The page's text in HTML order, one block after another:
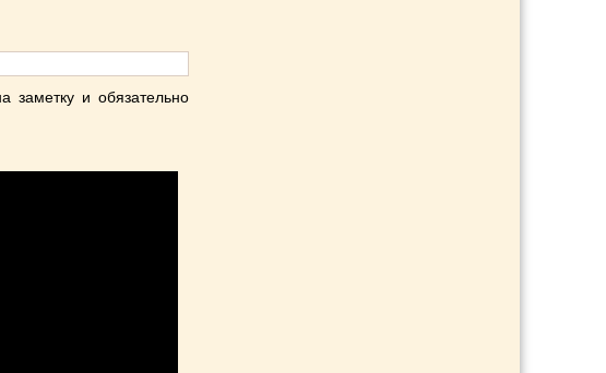
заметку и обязательно